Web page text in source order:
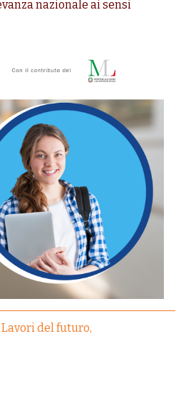
nazionale ai sensi
Lavori del futuro